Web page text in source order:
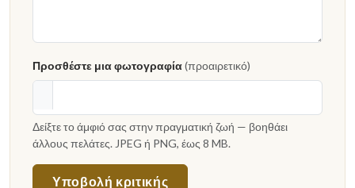
Προσθέστε μια φωτογραφία(προαιρετικό)
Δείξτε το άμφιό σας στην πραγματική ζωή — βοηθάει
άλλους πελάτες. JPEG ή PNG, έως 8 MB.
Υποβολή κριτικής